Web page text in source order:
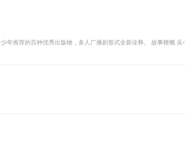
诠释。 故事梗概 吴小小是名普通的小学生，迷迷糊糊总被妈妈揍，可他心里有个
而父母的不理解和老师深藏的秘密阻碍着他靠近真相。小小的梦
的使命？这一切，是小小不曾面对的成长考验……《尼克代表我》